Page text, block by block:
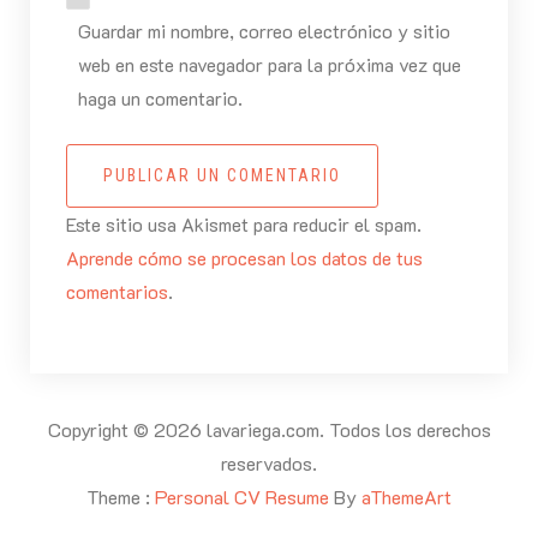
Guardar mi nombre, correo electrónico y sitio
web en este navegador para la próxima vez que
haga un comentario.
PUBLICAR UN COMENTARIO
Este sitio usa Akismet para reducir el spam.
Aprende cómo se procesan los datos de tus
comentarios.
Copyright © 2026 lavariega.com. Todos los derechos
reservados.
Theme : Personal CV Resume ByaThemeArt